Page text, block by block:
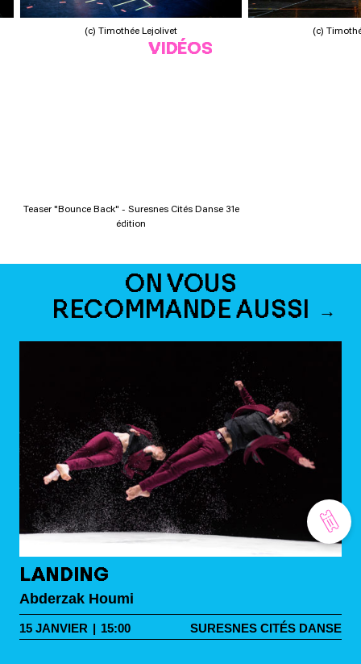
(c) Timothée Lejolivet (c)
VIDÉOS
Teaser "Bounce Back" - Suresnes Cités Danse 31e
édition
ON VOUS
RECOMMANDE AUSSI
LANDING
Abderzak Houmi
15 JANVIER | 15:00 SURESNES CITÉS DANSE